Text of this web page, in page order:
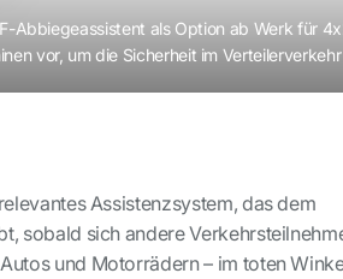
Abbiegeassistent als Option ab Werk für
vor, um die Sicherheit im
Assistenzsystem, das dem
sobald sich andere
und Motorrädern – im toten